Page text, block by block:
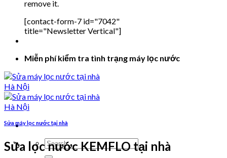
remove it.
[contact-form-7 id="7042"
title="Newsletter Vertical"]
Miễn phí kiểm tra tình trạng máy lọc nước
Search
for:
Sửa máy lọc nước tại nhà
Sửa lọc nước KEMFLO tại nhà